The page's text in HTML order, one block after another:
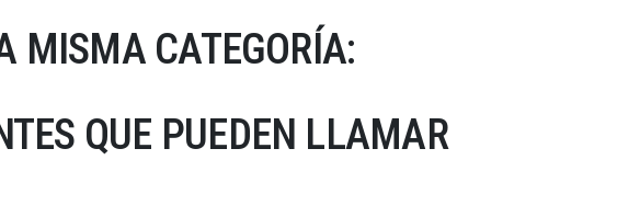
MISMA CATEGORÍA:
QUE PUEDEN LLAMAR